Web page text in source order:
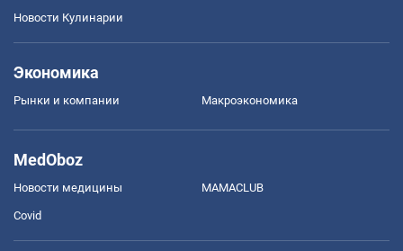
Новости Кулинарии
Экономика
Рынки и компании Mакроэкономика
MedOboz
Новости медицины MAMACLUB
Covid